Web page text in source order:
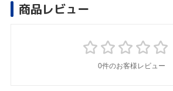
商品レビュー
0件のお客様レビュー